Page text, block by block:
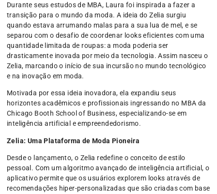
Durante seus estudos de MBA, Laura foi inspirada a fazer a
transição para o mundo da moda. A ideia do Zelia surgiu
quando estava arrumando malas para a sua lua de mel, e se
separou com o desafio de coordenar looks eficientes com uma
quantidade limitada de roupas: a moda poderia ser
drasticamente inovada por meio da tecnologia. Assim nasceu o
Zelia, marcando o início de sua incursão no mundo tecnológico
e na inovação em moda.
Motivada por essa ideia inovadora, ela expandiu seus
horizontes acadêmicos e profissionais ingressando no MBA da
Chicago Booth School of Business, especializando-se em
inteligência artificial e empreendedorismo.
Zelia: Uma Plataforma de Moda Pioneira
Desde o lançamento, o Zelia redefine o conceito de estilo
pessoal. Com um algoritmo avançado de inteligência artificial, o
aplicativo permite que os usuários explorem looks através de
recomendações hiper-personalizadas que são criadas com base